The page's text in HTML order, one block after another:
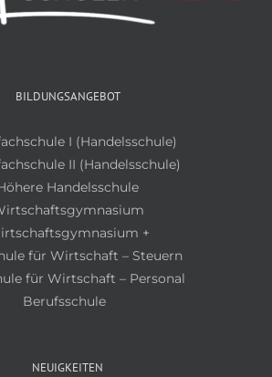
BILDUNGSANGEBOT
I (Handelsschule)
II (Handelsschule)
Handelsschule
+
für Wirtschaft – Steuern
für Wirtschaft – Personal
Berufsschule
NEUIGKEITEN